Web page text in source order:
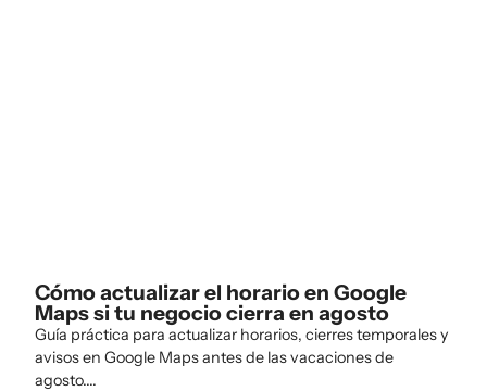
Cómo actualizar el horario en Google
Maps si tu negocio cierra en agosto
Guía práctica para actualizar horarios, cierres temporales y
avisos en Google Maps antes de las vacaciones de
agosto....